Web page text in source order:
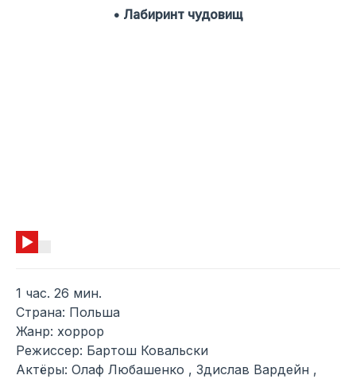
• Лабиринт чудовищ
1 час. 26 мин.
Страна: Польша
Жанр: хоррор
Режиссер: Бартош Ковальски
Актёры: Олаф Любашенко , Здислав Вардейн ,